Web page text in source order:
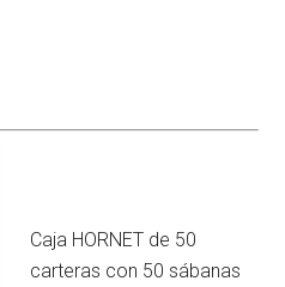
Caja HORNET de 50
carteras con 50 sábanas